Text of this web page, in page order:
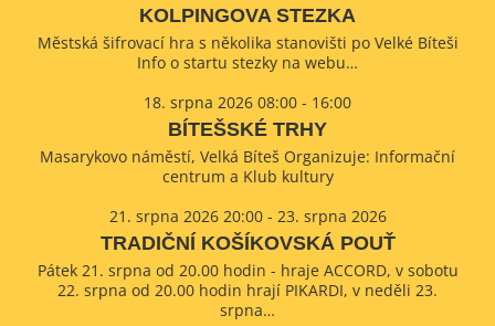
KOLPINGOVA STEZKA
Městská šifrovací hra s několika stanovišti po Velké Bíteši
Info o startu stezky na webu…
18. srpna 2026 08:00 - 16:00
BÍTEŠSKÉ TRHY
Masarykovo náměstí, Velká Bíteš Organizuje: Informační
centrum a Klub kultury
21. srpna 2026 20:00 - 23. srpna 2026
TRADIČNÍ KOŠÍKOVSKÁ POUŤ
Pátek 21. srpna od 20.00 hodin - hraje ACCORD, v sobotu
22. srpna od 20.00 hodin hrají PIKARDI, v neděli 23.
srpna…